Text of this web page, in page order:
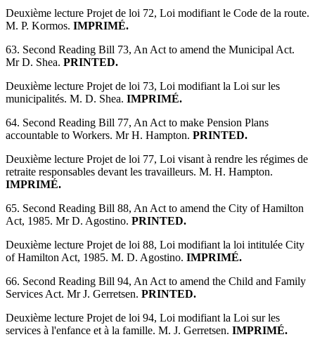
Deuxième lecture Projet de loi 72, Loi modifiant le Code de la route.
M. P. Kormos. IMPRIMÉ.
63. Second Reading Bill 73, An Act to amend the Municipal Act.
Mr D. Shea. PRINTED.
Deuxième lecture Projet de loi 73, Loi modifiant la Loi sur les
municipalités. M. D. Shea. IMPRIMÉ.
64. Second Reading Bill 77, An Act to make Pension Plans
accountable to Workers. Mr H. Hampton. PRINTED.
Deuxième lecture Projet de loi 77, Loi visant à rendre les régimes de
retraite responsables devant les travailleurs. M. H. Hampton.
IMPRIMÉ.
65. Second Reading Bill 88, An Act to amend the City of Hamilton
Act, 1985. Mr D. Agostino. PRINTED.
Deuxième lecture Projet de loi 88, Loi modifiant la loi intitulée City
of Hamilton Act, 1985. M. D. Agostino. IMPRIMÉ.
66. Second Reading Bill 94, An Act to amend the Child and Family
Services Act. Mr J. Gerretsen. PRINTED.
Deuxième lecture Projet de loi 94, Loi modifiant la Loi sur les
services à l'enfance et à la famille. M. J. Gerretsen. IMPRIMÉ.